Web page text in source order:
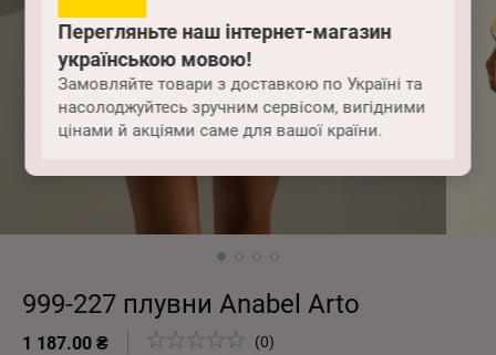
Перегляньте наш інтернет-магазин
українською мовою!
Замовляйте товари з доставкою по Україні та
насолоджуйтесь зручним сервісом, вигідними
цінами й акціями саме для вашої країни.
999-227 плувни Anabel Arto
1 187.00 ₴ (0)